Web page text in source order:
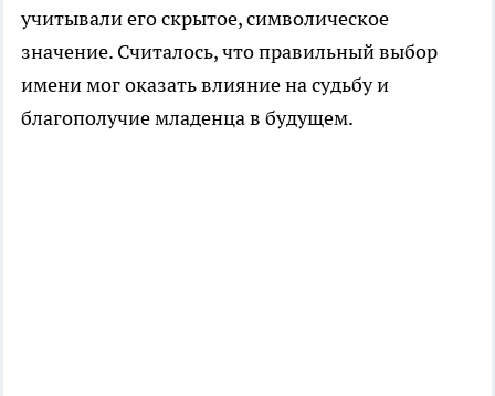
учитывали его скрытое, символическое
значение. Считалось, что правильный выбор
имени мог оказать влияние на судьбу и
благополучие младенца в будущем.